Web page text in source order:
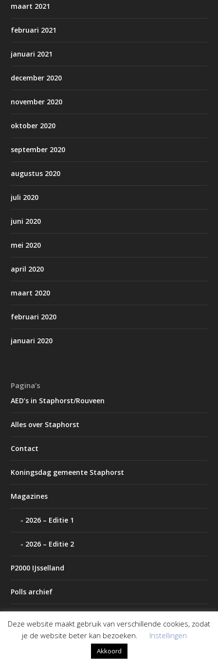
maart 2021
februari 2021
januari 2021
december 2020
november 2020
oktober 2020
september 2020
augustus 2020
juli 2020
juni 2020
mei 2020
april 2020
maart 2020
februari 2020
januari 2020
Pagina’s
AED’s in Staphorst/Rouveen
Alles over Staphorst
Contact
Koningsdag gemeente Staphorst
Magazines
2026 – Editie 1
2026 – Editie 2
P2000 IJsselland
Polls archief
Weer
Deze website maakt gebruik van verschillende cookies, zodat
je de website beter kan bezoeken.
Instellingen
Akkoord